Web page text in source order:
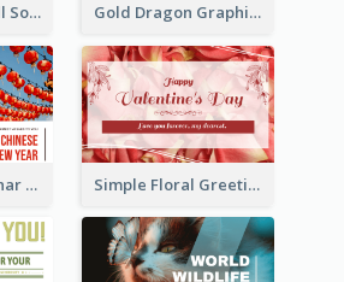
Abstract Get Well Soon Greeting Card Gold Dragon Graphic Lunar New Year Greeting Card
Red Lanterns Lunar New Year Greeting Card Simple Floral Greeting Card Of Valentine's Day